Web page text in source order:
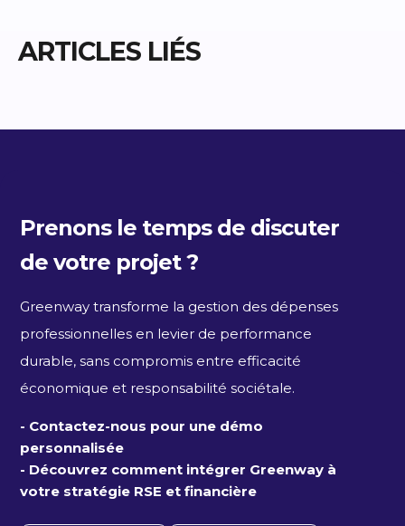
ARTICLES LIÉS
Prenons le temps de discuter
de votre projet ?
Greenway transforme la gestion des dépenses
professionnelles en levier de performance
durable, sans compromis entre efficacité
économique et responsabilité sociétale.
- Contactez-nous pour une démo
personnalisée
- Découvrez comment intégrer Greenway à
votre stratégie RSE et financière